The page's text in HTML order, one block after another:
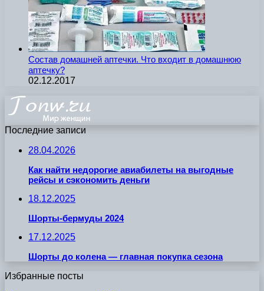
Состав домашней аптечки. Что входит в домашнюю
аптечку?
02.12.2017
Последние записи
28.04.2026
Как найти недорогие авиабилеты на выгодные
рейсы и сэкономить деньги
18.12.2025
Шорты-бермуды 2024
17.12.2025
Шорты до колена — главная покупка сезона
Избранные посты